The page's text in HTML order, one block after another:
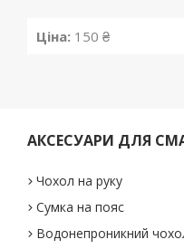
Ціна: 150 ₴
АКСЕСУАРИ ДЛЯ
Чохол на руку
Сумка на пояс
Водонепроникний